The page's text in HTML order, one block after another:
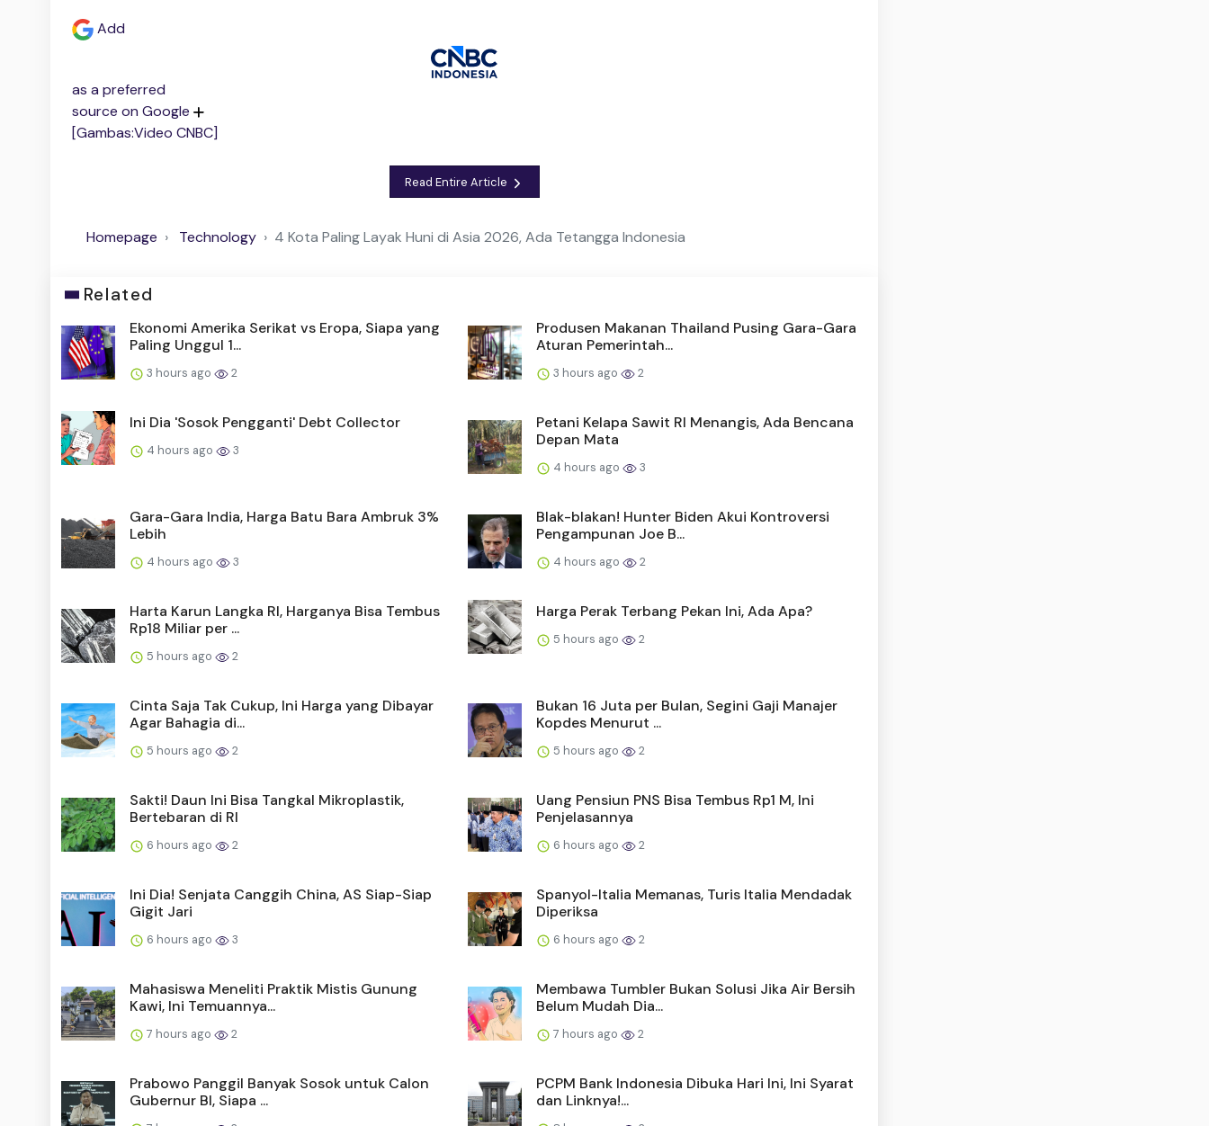
Add
as a preferred
source on Google
[Gambas:Video CNBC]
Read Entire Article
Homepage Technology 4 Kota Paling Layak Huni di Asia 2026, Ada Tetangga Indonesia
Related
Ekonomi Amerika Serikat vs Eropa, Siapa yang
Paling Unggul 1...
3 hours ago 2
Produsen Makanan Thailand Pusing Gara-Gara
Aturan Pemerintah...
3 hours ago 2
Ini Dia 'Sosok Pengganti' Debt Collector
4 hours ago 3
Petani Kelapa Sawit RI Menangis, Ada Bencana
Depan Mata
4 hours ago 3
Gara-Gara India, Harga Batu Bara Ambruk 3%
Lebih
4 hours ago 3
Blak-blakan! Hunter Biden Akui Kontroversi
Pengampunan Joe B...
4 hours ago 2
Harta Karun Langka RI, Harganya Bisa Tembus
Rp18 Miliar per ...
5 hours ago 2
Harga Perak Terbang Pekan Ini, Ada Apa?
5 hours ago 2
Cinta Saja Tak Cukup, Ini Harga yang Dibayar
Agar Bahagia di...
5 hours ago 2
Bukan 16 Juta per Bulan, Segini Gaji Manajer
Kopdes Menurut ...
5 hours ago 2
Sakti! Daun Ini Bisa Tangkal Mikroplastik,
Bertebaran di RI
6 hours ago 2
Uang Pensiun PNS Bisa Tembus Rp1 M, Ini
Penjelasannya
6 hours ago 2
Ini Dia! Senjata Canggih China, AS Siap-Siap
Gigit Jari
6 hours ago 3
Spanyol-Italia Memanas, Turis Italia Mendadak
Diperiksa
6 hours ago 2
Mahasiswa Meneliti Praktik Mistis Gunung
Kawi, Ini Temuannya...
7 hours ago 2
Membawa Tumbler Bukan Solusi Jika Air Bersih
Belum Mudah Dia...
7 hours ago 2
Prabowo Panggil Banyak Sosok untuk Calon
Gubernur BI, Siapa ...
PCPM Bank Indonesia Dibuka Hari Ini, Ini Syarat
dan Linknya!...